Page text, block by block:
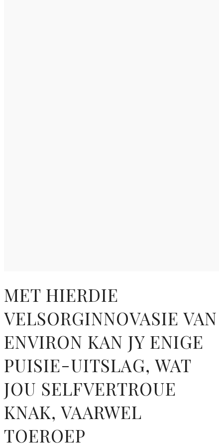
MET HIERDIE
VELSORGINNOVASIE VAN
ENVIRON KAN JY ENIGE
PUISIE-UITSLAG, WAT
JOU SELFVERTROUE
KNAK, VAARWEL
TOEROEP